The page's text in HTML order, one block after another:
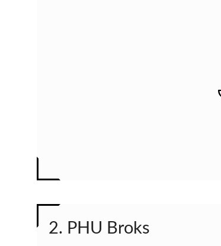
2. PHU Broks